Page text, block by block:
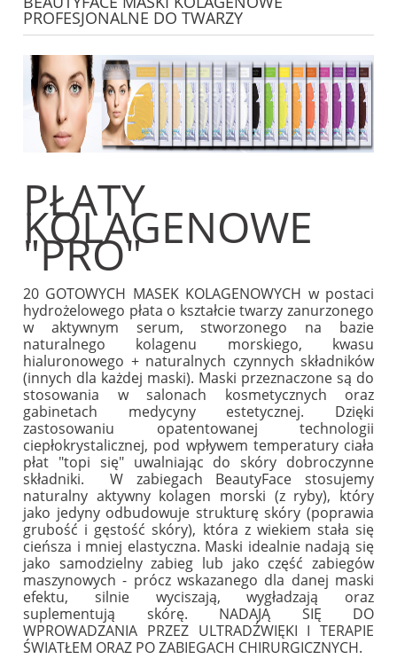
PROFESJONALNE DO TWARZY
PŁATY
KOLAGENOWE
"PRO"
20 GOTOWYCH MASEK KOLAGENOWYCH w postaci
hydrożelowego płata o kształcie twarzy zanurzonego
w aktywnym serum, stworzonego na bazie
naturalnego kolagenu morskiego, kwasu
hialuronowego + naturalnych czynnych składników
(innych dla każdej maski). Maski przeznaczone są do
stosowania w salonach kosmetycznych oraz
gabinetach medycyny estetycznej. Dzięki
zastosowaniu opatentowanej technologii
ciepłokrystalicznej, pod wpływem temperatury ciała
płat "topi się" uwalniając do skóry dobroczynne
składniki. W zabiegach BeautyFace stosujemy
naturalny aktywny kolagen morski (z ryby), który
jako jedyny odbudowuje strukturę skóry (poprawia
grubość i gęstość skóry), która z wiekiem stała się
cieńsza i mniej elastyczna. Maski idealnie nadają się
jako samodzielny zabieg lub jako część zabiegów
maszynowych - prócz wskazanego dla danej maski
efektu, silnie wyciszają, wygładzają oraz
suplementują skórę. NADAJĄ SIĘ DO
WPROWADZANIA PRZEZ ULTRADŹWIĘKI I TERAPIE
ŚWIATŁEM ORAZ PO ZABIEGACH CHIRURGICZNYCH.